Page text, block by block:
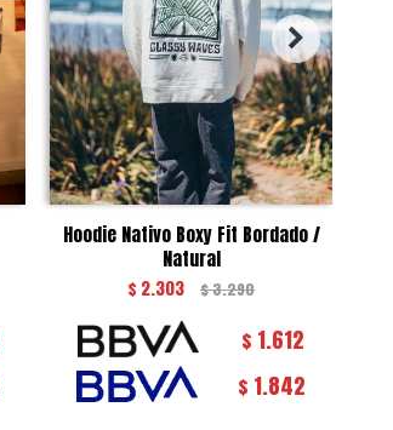
Hoodie Nativo Boxy Fit Bordado /
Natural
$ 2.303 $3.290
$ 1.612
$ 1.842